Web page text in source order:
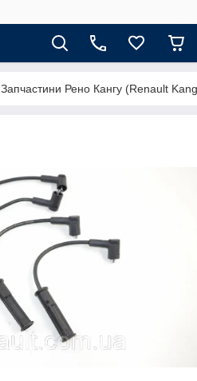
Запчастини Рено Кангу (Renault